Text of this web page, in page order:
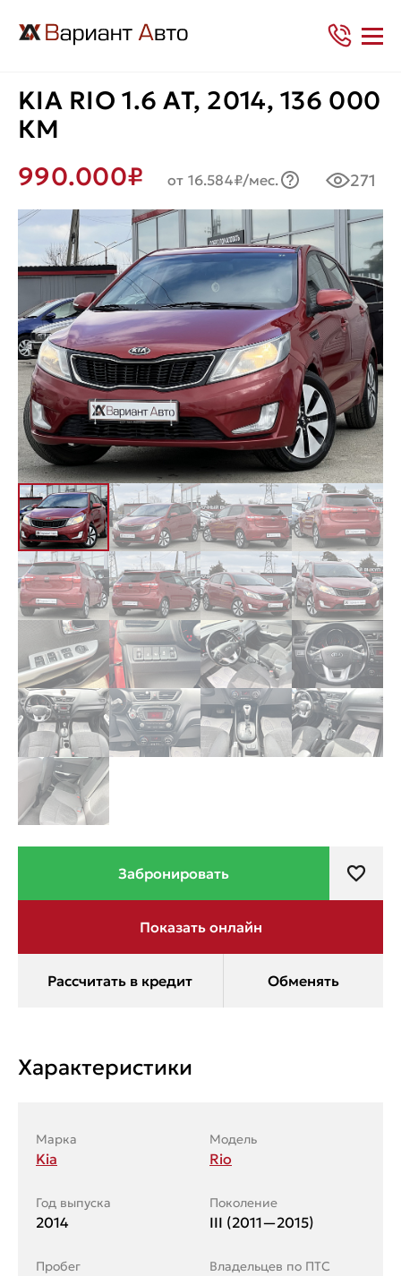
KIA RIO 1.6 AT, 2014, 136 000
КМ
990.000₽
от 16.584₽/мес. 271
Характеристики
Марка
Kia
Модель
Rio
Год выпуска
2014
Поколение
III (2011—2015)
Пробег Владельцев по ПТС